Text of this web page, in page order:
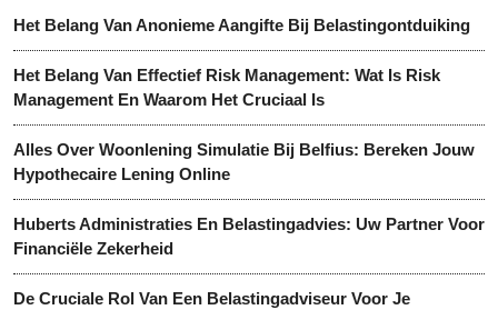
Het Belang Van Anonieme Aangifte Bij Belastingontduiking
Het Belang Van Effectief Risk Management: Wat Is Risk
Management En Waarom Het Cruciaal Is
Alles Over Woonlening Simulatie Bij Belfius: Bereken Jouw
Hypothecaire Lening Online
Huberts Administraties En Belastingadvies: Uw Partner Voor
Financiële Zekerheid
De Cruciale Rol Van Een Belastingadviseur Voor Je